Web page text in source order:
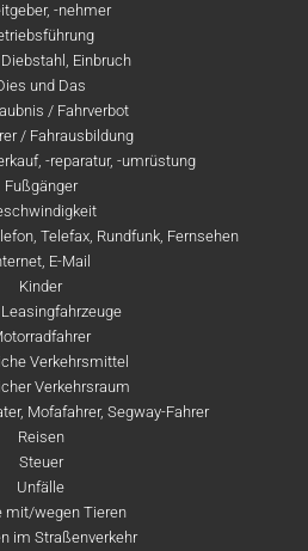
-nehmer
Einbruch
und Das
/ Fahrverbot
/ Fahrausbildung
-reparatur, -umrüstung
Fußgänger
Telefax, Rundfunk, Fernsehen
E-Mail
Kinder
Verkehrsmittel
Verkehrsraum
Mofafahrer, Segway-Fahrer
Reisen
Steuer
Unfälle
mit/wegen Tieren
im Straßenverkehr